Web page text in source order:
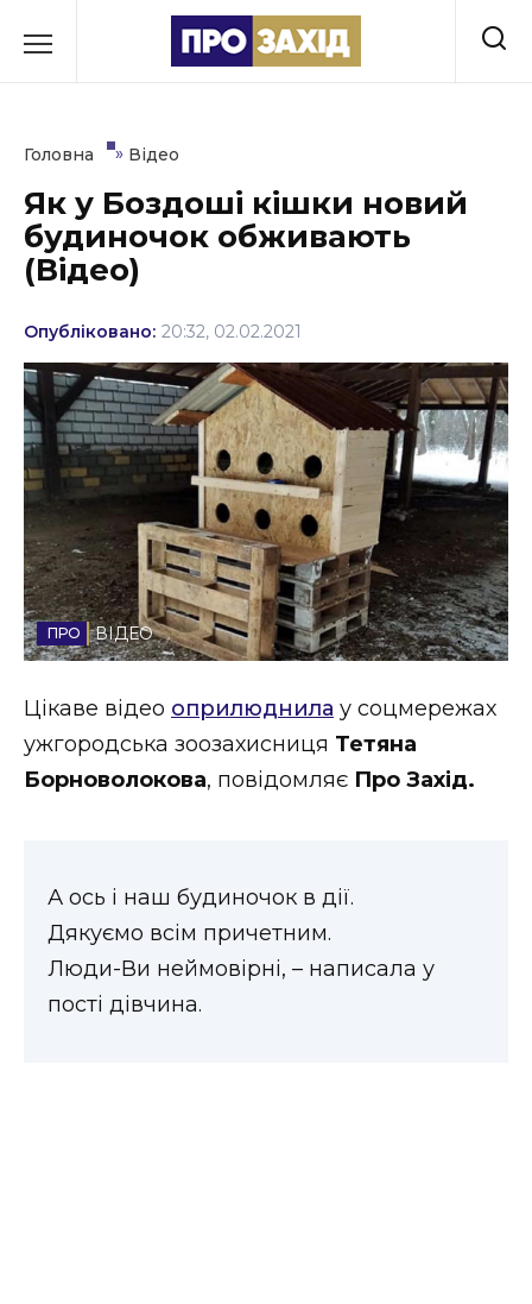
до
Культура
Освіта
Події
Політика
Соціум
Спорт
Стиль життя
Втрачений Ужгород
Втрачений Ужгород (відеоверсія)
ЗАКАРПАТСЬКІ НОВИНИ
НОВИНИ ЗАХІДНОЇ УКРАЇНИ
ФОТО
Головна » Відео
Як у Боздоші кішки новий
будиночок обживають
(Відео)
Опубліковано: 20:32, 02.02.2021
ВІДЕО
Цікаве відео оприлюднила у соцмережах
ужгородська зоозахисниця Тетяна
Борноволокова, повідомляє Про Захід.
А ось і наш будиночок в дії.
Дякуємо всім причетним.
Люди-Ви неймовірні, – написала у
пості дівчина.